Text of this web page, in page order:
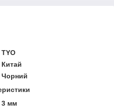
TYO
Китай
Чорний
3 мм